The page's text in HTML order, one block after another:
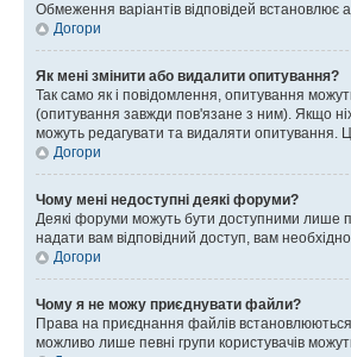
Обмеження варіантів відповідей встановлює
Догори
Як мені змінити або видалити опитування?
Так само як і повідомлення, опитування
(опитування завжди пов'язане з ним). Якщо
можуть редагувати та видаляти опитування.
Догори
Чому мені недоступні деякі форуми?
Деякі форуми можуть бути доступними лише
надати вам відповідний доступ, вам
Догори
Чому я не можу приєднувати файли?
Права на приєднання файлів
можливо лише певні групи користувачів